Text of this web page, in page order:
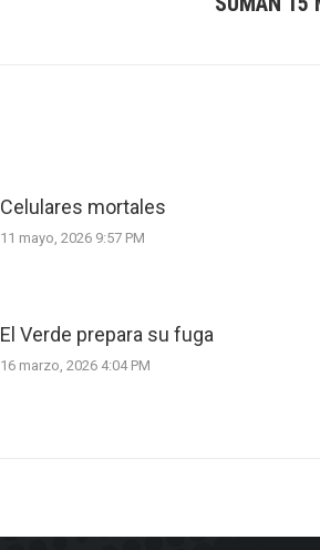
Celulares mortales
11 mayo, 2026 9:57 PM
El Verde prepara su fuga
16 marzo, 2026 4:04 PM